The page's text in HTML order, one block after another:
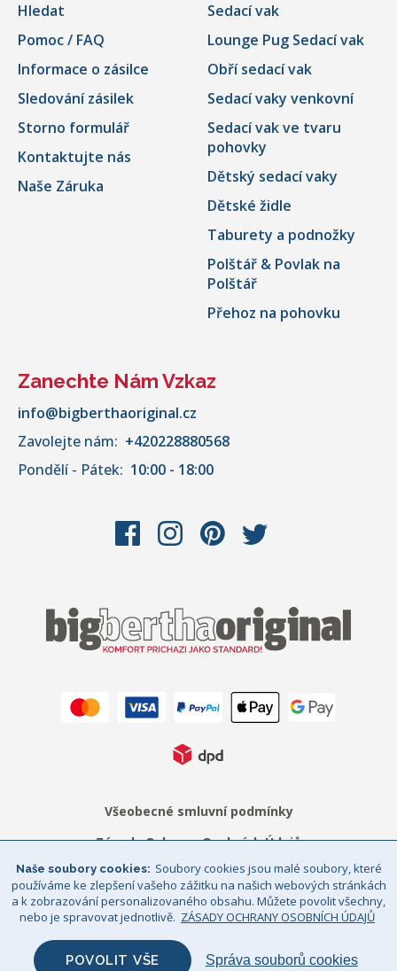
Hledat
Pomoc / FAQ
Informace o zásilce
Sledování zásilek
Storno formulář
Kontaktujte nás
Naše Záruka
Sedací vak
Lounge Pug Sedací vak
Obří sedací vak
Sedací vaky venkovní
Sedací vak ve tvaru
pohovky
Dětský sedací vaky
Dětské židle
Taburety a podnožky
Polštář & Povlak na
Polštář
Přehoz na pohovku
Zanechte Nám Vzkaz
info@bigberthaoriginal.cz
Zavolejte nám: +420228880568
Pondělí - Pátek: 10:00 - 18:00
Všeobecné smluvní podmínky
Zásady Ochrany Osobních Údajů
Právní upozornění
Sitemap
© Big Bertha Original 2026
GHS Retail Ltd / Registrace k DPH: CZ 685352911
Naše soubory cookies
Soubory cookies jsou malé soubory, které
používáme ke zlepšení vašeho zážitku na našich webových stránkách
a k zobrazování personalizovaného obsahu. Můžete povolit všechny,
nebo je spravovat jednotlivě. ZÁSADY OCHRANY OSOBNÍCH ÚDAJŮ
POVOLIT VŠE Správa souborů cookies